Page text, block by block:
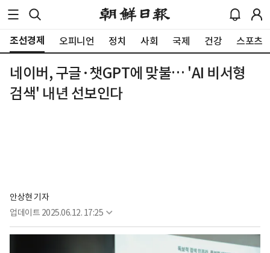
조선경제 오피니언 정치 사회 국제 건강 스포츠
네이버, 구글·챗GPT에 맞불… 'AI 비서형
검색' 내년 선보인다
안상현 기자
업데이트 2025.06.12. 17:25